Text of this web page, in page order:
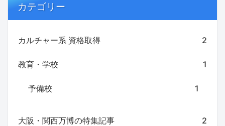
カテゴリー
カルチャー系 資格取得 2
教育・学校 1
予備校 1
大阪・関西万博の特集記事 2